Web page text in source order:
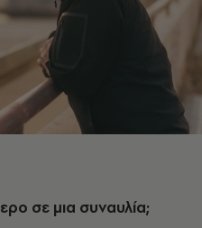
σε μια συναυλία;